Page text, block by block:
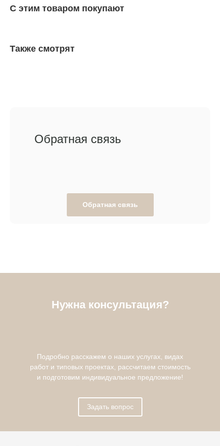
С этим товаром покупают
Также смотрят
Обратная связь
Обратная связь
Нужна консультация?
Подробно расскажем о наших услугах, видах
работ и типовых проектах, рассчитаем стоимость
и подготовим индивидуальное предложение!
Задать вопрос